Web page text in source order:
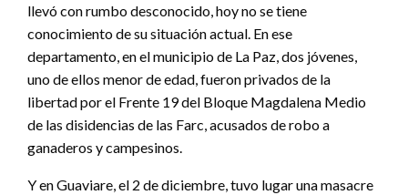
llevó con rumbo desconocido, hoy no se tiene
conocimiento de su situación actual. En ese
departamento, en el municipio de La Paz, dos jóvenes,
uno de ellos menor de edad, fueron privados de la
libertad por el Frente 19 del Bloque Magdalena Medio
de las disidencias de las Farc, acusados de robo a
ganaderos y campesinos.
Y en Guaviare, el 2 de diciembre, tuvo lugar una masacre